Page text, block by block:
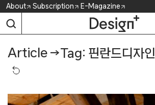
Skip
content
About Subscription E-Magazine
Article →Tag: 핀란드디자인